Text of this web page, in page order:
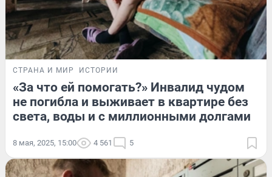
СТРАНА И МИР ИСТОРИИ
«За что ей помогать?» Инвалид чудом
не погибла и выживает в квартире без
света, воды и с миллионными долгами
8 мая, 2025, 15:00 4 561 5